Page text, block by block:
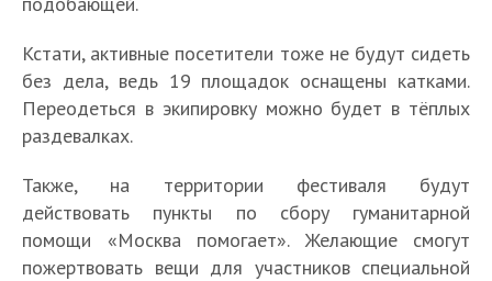
Кстати, активные посетители тоже не будут сидеть
без дела, ведь 19 площадок оснащены катками.
Переодеться в экипировку можно будет в тёплых
раздевалках.
Также, на территории фестиваля будут
действовать пункты по сбору гуманитарной
помощи «Москва помогает». Желающие смогут
пожертвовать вещи для участников специальной